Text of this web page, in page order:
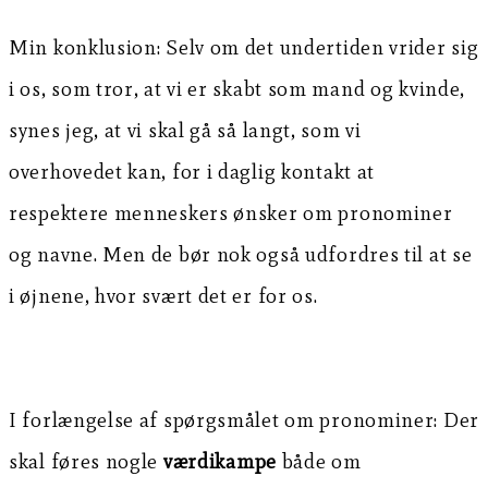
Min konklusion: Selv om det undertiden vrider sig
i os, som tror, at vi er skabt som mand og kvinde,
synes jeg, at vi skal gå så langt, som vi
overhovedet kan, for i daglig kontakt at
respektere menneskers ønsker om pronominer
og navne. Men de bør nok også udfordres til at se
i øjnene, hvor svært det er for os.
I forlængelse af spørgsmålet om pronominer: Der
skal føres nogle værdikampe både om